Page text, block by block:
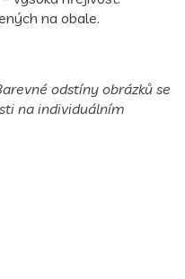
na obale.
odstíny obrázků se
na individuálním